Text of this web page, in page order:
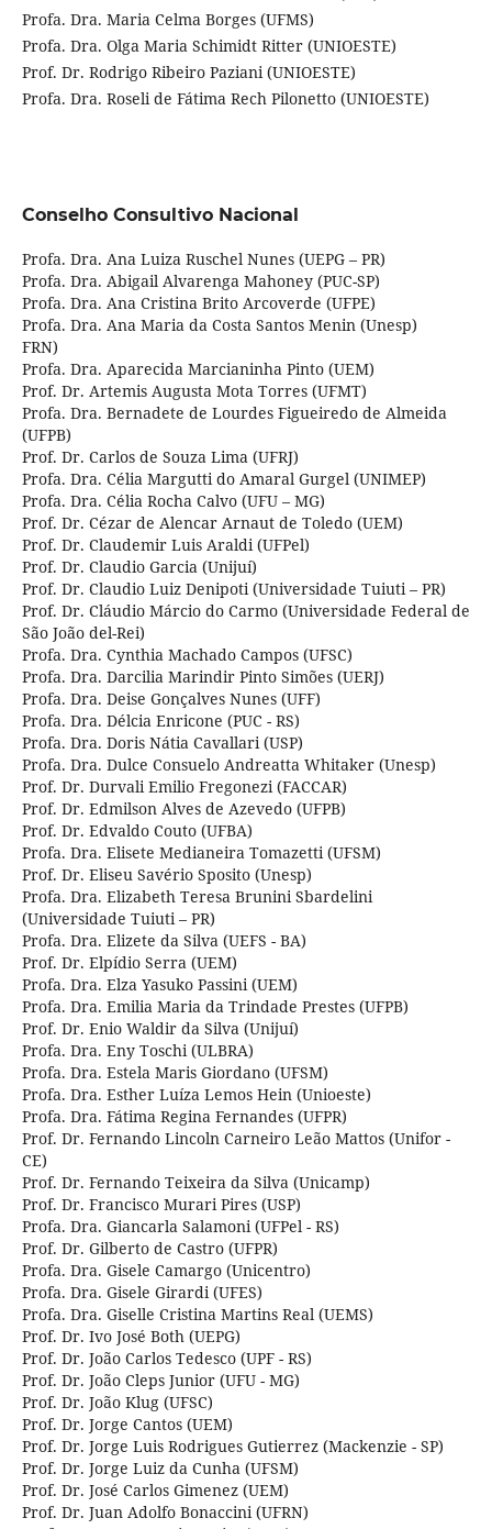
Profa. Dra. Maria Celma Borges (UFMS)
Profa. Dra. Olga Maria Schimidt Ritter (UNIOESTE)
Prof. Dr. Rodrigo Ribeiro Paziani (UNIOESTE)
Profa. Dra. Roseli de Fátima Rech Pilonetto (UNIOESTE)
Conselho Consultivo Nacional
Profa. Dra. Ana Luiza Ruschel Nunes (UEPG – PR)
Profa. Dra. Abigail Alvarenga Mahoney (PUC-SP)
Profa. Dra. Ana Cristina Brito Arcoverde (UFPE)
Profa. Dra. Ana Maria da Costa Santos Menin (Unesp)
FRN)
Profa. Dra. Aparecida Marcianinha Pinto (UEM)
Prof. Dr. Artemis Augusta Mota Torres (UFMT)
Profa. Dra. Bernadete de Lourdes Figueiredo de Almeida
(UFPB)
Prof. Dr. Carlos de Souza Lima (UFRJ)
Profa. Dra. Célia Margutti do Amaral Gurgel (UNIMEP)
Profa. Dra. Célia Rocha Calvo (UFU – MG)
Prof. Dr. Cézar de Alencar Arnaut de Toledo (UEM)
Prof. Dr. Claudemir Luis Araldi (UFPel)
Prof. Dr. Claudio Garcia (Unijuí)
Prof. Dr. Claudio Luiz Denipoti (Universidade Tuiuti – PR)
Prof. Dr. Cláudio Márcio do Carmo (Universidade Federal de
São João del-Rei)
Profa. Dra. Cynthia Machado Campos (UFSC)
Profa. Dra. Darcilia Marindir Pinto Simões (UERJ)
Profa. Dra. Deise Gonçalves Nunes (UFF)
Profa. Dra. Délcia Enricone (PUC - RS)
Profa. Dra. Doris Nátia Cavallari (USP)
Profa. Dra. Dulce Consuelo Andreatta Whitaker (Unesp)
Prof. Dr. Durvali Emilio Fregonezi (FACCAR)
Prof. Dr. Edmilson Alves de Azevedo (UFPB)
Prof. Dr. Edvaldo Couto (UFBA)
Profa. Dra. Elisete Medianeira Tomazetti (UFSM)
Prof. Dr. Eliseu Savério Sposito (Unesp)
Profa. Dra. Elizabeth Teresa Brunini Sbardelini
(Universidade Tuiuti – PR)
Profa. Dra. Elizete da Silva (UEFS - BA)
Prof. Dr. Elpídio Serra (UEM)
Profa. Dra. Elza Yasuko Passini (UEM)
Profa. Dra. Emilia Maria da Trindade Prestes (UFPB)
Prof. Dr. Enio Waldir da Silva (Unijuí)
Profa. Dra. Eny Toschi (ULBRA)
Profa. Dra. Estela Maris Giordano (UFSM)
Profa. Dra. Esther Luíza Lemos Hein (Unioeste)
Profa. Dra. Fátima Regina Fernandes (UFPR)
Prof. Dr. Fernando Lincoln Carneiro Leão Mattos (Unifor -
CE)
Prof. Dr. Fernando Teixeira da Silva (Unicamp)
Prof. Dr. Francisco Murari Pires (USP)
Profa. Dra. Giancarla Salamoni (UFPel - RS)
Prof. Dr. Gilberto de Castro (UFPR)
Profa. Dra. Gisele Camargo (Unicentro)
Profa. Dra. Gisele Girardi (UFES)
Profa. Dra. Giselle Cristina Martins Real (UEMS)
Prof. Dr. Ivo José Both (UEPG)
Prof. Dr. João Carlos Tedesco (UPF - RS)
Prof. Dr. João Cleps Junior (UFU - MG)
Prof. Dr. João Klug (UFSC)
Prof. Dr. Jorge Cantos (UEM)
Prof. Dr. Jorge Luis Rodrigues Gutierrez (Mackenzie - SP)
Prof. Dr. Jorge Luiz da Cunha (UFSM)
Prof. Dr. José Carlos Gimenez (UEM)
Prof. Dr. Juan Adolfo Bonaccini (UFRN)